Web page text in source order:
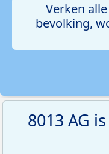
Verken
bevolking,
8013 AG